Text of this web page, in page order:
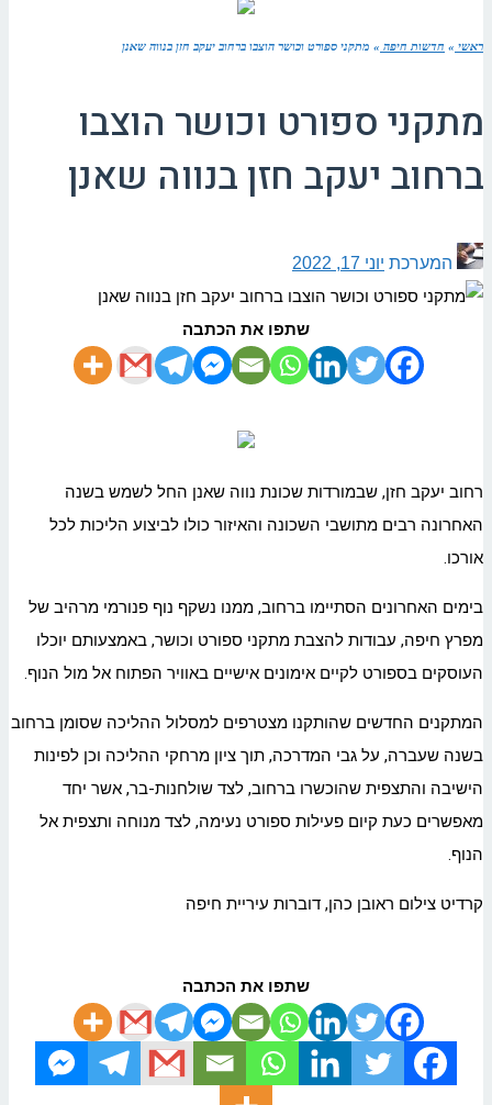
ראשי » חדשות חיפה » מתקני ספורט וכושר הוצבו ברחוב יעקב חזן בנווה שאנן
מתקני ספורט וכושר הוצבו
ברחוב יעקב חזן בנווה שאנן
המערכת יוני 17, 2022
שתפו את הכתבה
רחוב יעקב חזן, שבמורדות שכונת נווה שאנן החל לשמש בשנה
האחרונה רבים מתושבי השכונה והאיזור כולו לביצוע הליכות לכל
אורכו.
בימים האחרונים הסתיימו ברחוב, ממנו נשקף נוף פנורמי מרהיב של
מפרץ חיפה, עבודות להצבת מתקני ספורט וכושר, באמצעותם יוכלו
העוסקים בספורט לקיים אימונים אישיים באוויר הפתוח אל מול הנוף.
המתקנים החדשים שהותקנו מצטרפים למסלול ההליכה שסומן ברחוב
בשנה שעברה, על גבי המדרכה, תוך ציון מרחקי ההליכה וכן לפינות
הישיבה והתצפית שהוכשרו ברחוב, לצד שולחנות-בר, אשר יחד
מאפשרים כעת קיום פעילות ספורט נעימה, לצד מנוחה ותצפית אל
הנוף.
קרדיט צילום ראובן כהן, דוברות עיריית חיפה
שתפו את הכתבה